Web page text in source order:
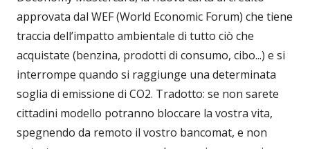
approvata dal WEF (World Economic Forum) che tiene
traccia dell’impatto ambientale di tutto ciò che
acquistate (benzina, prodotti di consumo, cibo...) e si
interrompe quando si raggiunge una determinata
soglia di emissione di CO2. Tradotto: se non sarete
cittadini modello potranno bloccare la vostra vita,
spegnendo da remoto il vostro bancomat, e non